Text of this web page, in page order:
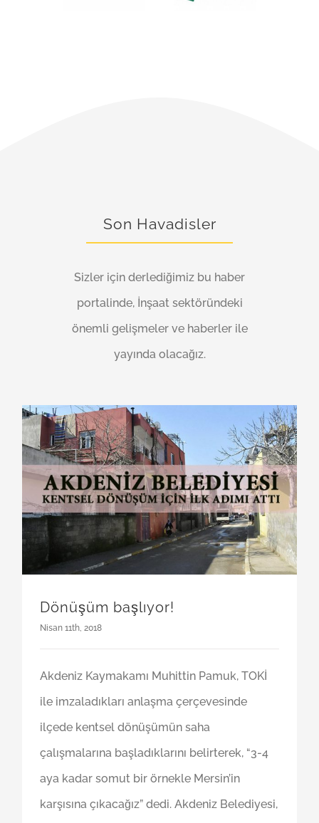
Son Havadisler
Sizler için derlediğimiz bu haber
portalinde, İnşaat sektöründeki
önemli gelişmeler ve haberler ile
yayında olacağız.
Dönüşüm başlıyor!
Nisan 11th, 2018
Akdeniz Kaymakamı Muhittin Pamuk, TOKİ
ile imzaladıkları anlaşma çerçevesinde
ilçede kentsel dönüşümün saha
çalışmalarına başladıklarını belirterek, “3-4
aya kadar somut bir örnekle Mersin’in
karşısına çıkacağız” dedi. Akdeniz Belediyesi,